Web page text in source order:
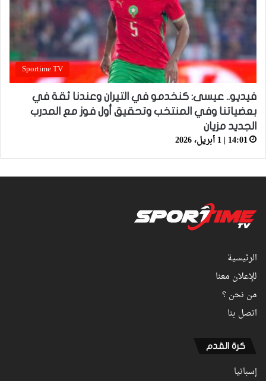
Sportime TV
فيديو.. عيسى: كنخدمو في التيران وعندنا ثقة في
بعضياتنا وفي المنتخب وتحقيق أول فوز مع المدرب
الجديد مزيان
14:01 | 1 أبريل، 2026
الرئيسية
للإعلان معنا
من نحن ؟
اتصل بنا
كرة القدم
إسبانيا